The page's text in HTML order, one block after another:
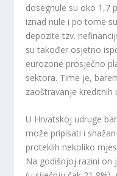
dosegnule su oko 1,7
iznad nule i po tome
depozite tzv.
su također osjetno
eurozone prosječno
sektora. Time je,
zaoštravanje
U Hrvatskoj udruge
može pripisati i
proteklih nekoliko
Na godišnjoj razini on